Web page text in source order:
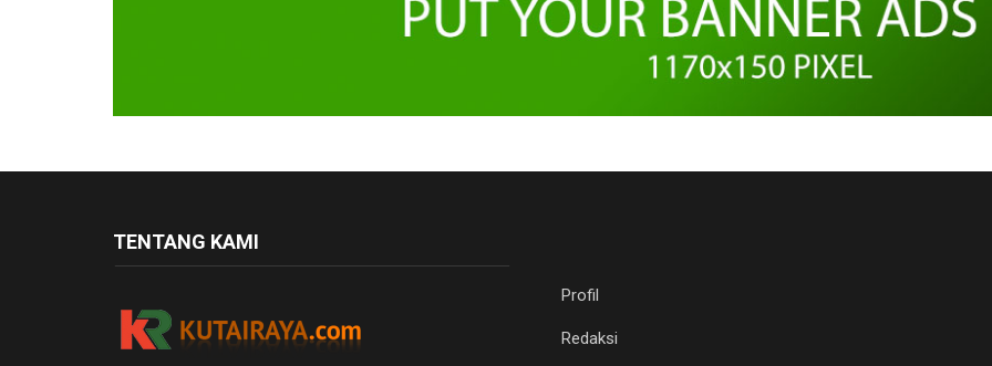
TENTANG KAMI
Profil
Redaksi